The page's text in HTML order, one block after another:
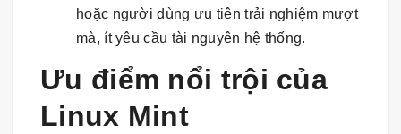
hoặc người dùng ưu tiên trải nghiệm mượt
mà, ít yêu cầu tài nguyên hệ thống.
Ưu điểm nổi trội của
Linux Mint